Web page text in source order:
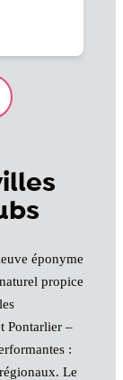
éponyme
propice
Pontarlier –
:
Le